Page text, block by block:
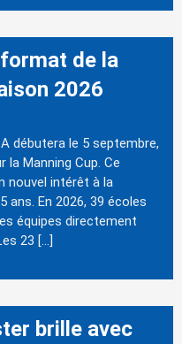
de la
2026
débutera le 5 septembre,
Manning Cup. Ce
nouvel intérêt à la
ans. En 2026, 39 écoles
équipes directement
23 […]
brille avec